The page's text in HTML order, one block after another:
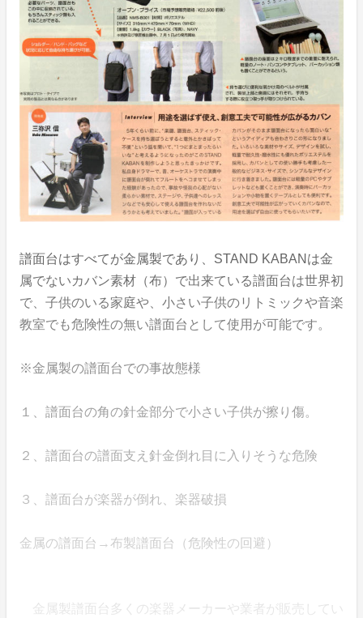
譜面台はすべてが金属製であり、STAND KABANは金
属でないカバン素材（布）で出来ている譜面台は世界初
で、子供のいる家庭や、小さい子供のリトミックや音楽
教室でも危険性の無い譜面台として使用が可能です。
※金属製の譜面台での事故態様
１、譜面台の角の針金部分で小さい子供が擦り傷。
２、譜面台の譜面支え針金倒れ目に入りそうな危険
３、譜面台が楽器が倒れ、楽器破損
金属の譜面台→布製譜面台（危険性の回避）
金属製譜面台多くの楽器メーカーや業者が販売してい